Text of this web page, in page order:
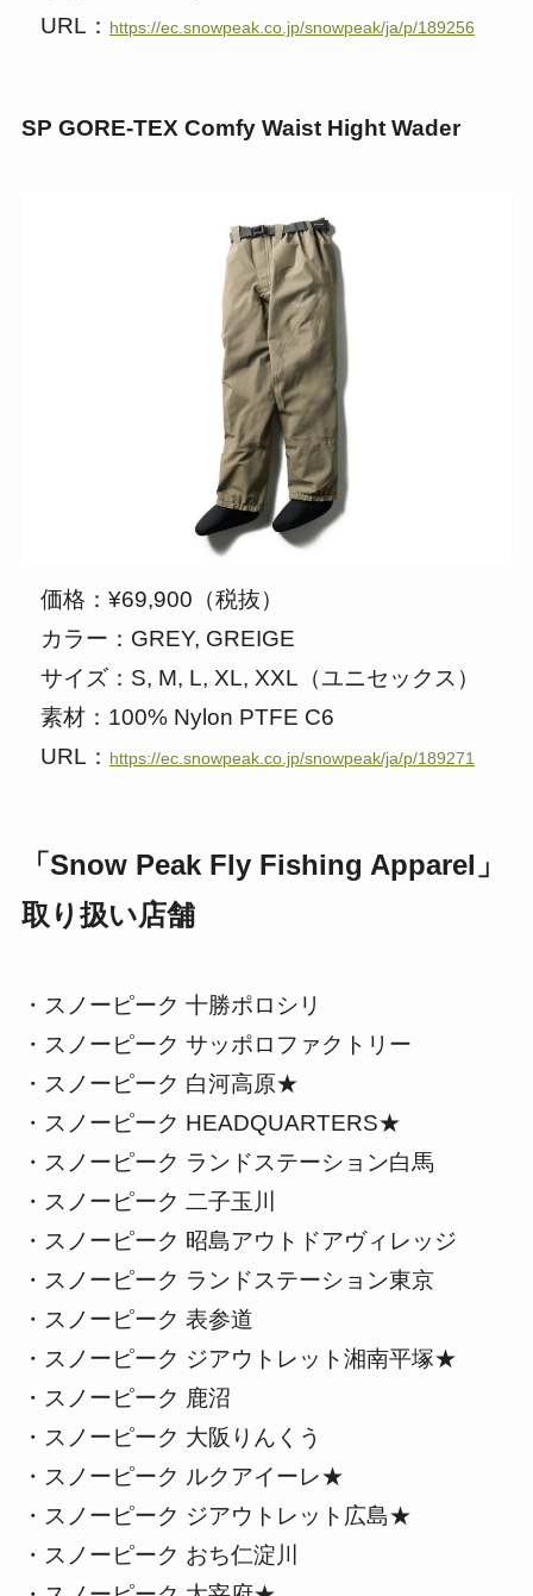
URL： https://ec.snowpeak.co.jp/snowpeak/ja/p/189256
SP GORE-TEX Comfy Waist Hight Wader
価格：¥69,900（税抜）
カラー：GREY, GREIGE
サイズ：S, M, L, XL, XXL（ユニセックス）
素材：100% Nylon PTFE C6
URL： https://ec.snowpeak.co.jp/snowpeak/ja/p/189271
「Snow Peak Fly Fishing Apparel」
取り扱い店舗
・スノーピーク 十勝ポロシリ
・スノーピーク サッポロファクトリー
・スノーピーク 白河高原★
・スノーピーク HEADQUARTERS★
・スノーピーク ランドステーション白馬
・スノーピーク 二子玉川
・スノーピーク 昭島アウトドアヴィレッジ
・スノーピーク ランドステーション東京
・スノーピーク 表参道
・スノーピーク ジアウトレット湘南平塚★
・スノーピーク 鹿沼
・スノーピーク 大阪りんくう
・スノーピーク ルクアイーレ★
・スノーピーク ジアウトレット広島★
・スノーピーク おち仁淀川